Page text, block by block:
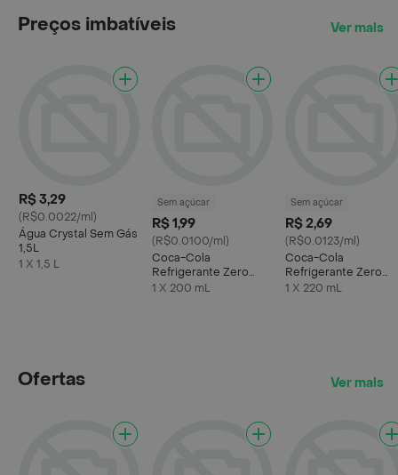
Preços imbatíveis Ver mais
R$ 3,29
(R$0.0022/ml)
Água Crystal Sem Gás
1,5L
1 X 1,5 L
Sem açúcar
R$ 1,99
(R$0.0100/ml)
Coca-Cola
Refrigerante Zero
Açúcar Mini Garrafa
1 X 200 mL
Sem açúcar
R$ 2,69
(R$0.0123/ml)
Coca-Cola
Refrigerante Zero
Açúcar Mini Lata
1 X 220 mL
Ofertas Ver mais